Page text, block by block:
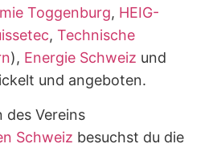
Toggenburg, HEIG-
, Technische
), Energie Schweiz und
und angeboten.
des Vereins
Schweiz besuchst du die